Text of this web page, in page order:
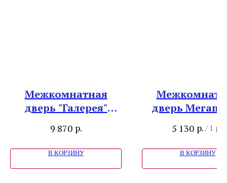
Межкомнатная
дверь "Галерея"
9 870 р.
В КОРЗИНУ
дверь
Лиственница
5 130 р. / 1 pc
В КОРЗИНУ